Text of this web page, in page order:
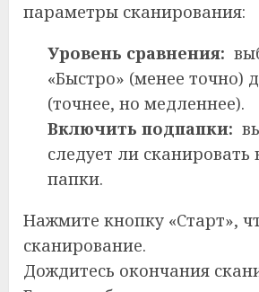
параметры сканирования:
Уровень сравнения:
«Быстро» (менее точно)
(точнее, но медленнее).
Включить подпапки:
следует ли
папки.
Нажмите кнопку «Старт»,
сканирование.
Дождитесь окончания